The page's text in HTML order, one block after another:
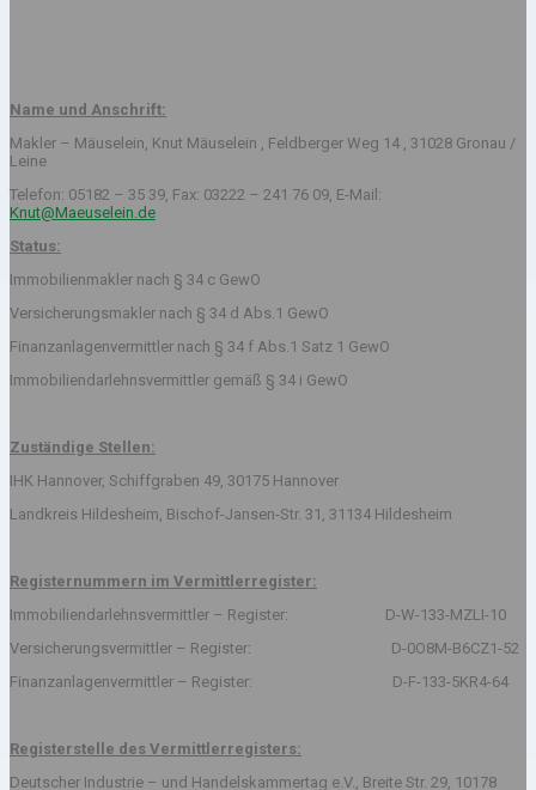
Name und Anschrift:
Makler – Mäuselein, Knut Mäuselein , Feldberger Weg 14 , 31028 Gronau /
Leine
Telefon: 05182 – 35 39, Fax: 03222 – 241 76 09, E-Mail:
Knut@Maeuselein.de
Status:
Immobilienmakler nach § 34 c GewO
Versicherungsmakler nach § 34 d Abs.1 GewO
Finanzanlagenvermittler nach § 34 f Abs.1 Satz 1 GewO
Immobiliendarlehnsvermittler gemäß § 34 i GewO
Zuständige Stellen:
IHK Hannover, Schiffgraben 49, 30175 Hannover
Landkreis Hildesheim, Bischof-Jansen-Str. 31, 31134 Hildesheim
Registernummern im Vermittlerregister:
Immobiliendarlehnsvermittler – Register: D-W-133-MZLI-10
Versicherungsvermittler – Register: D-0O8M-B6CZ1-52
Finanzanlagenvermittler – Register: D-F-133-5KR4-64
Registerstelle des Vermittlerregisters:
Deutscher Industrie – und Handelskammertag e.V., Breite Str. 29, 10178